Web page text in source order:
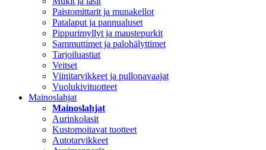
Paistomittarit ja munakellot
Patalaput ja pannualuset
Pippurimyllyt ja maustepurkit
Sammuttimet ja palohälyttimet
Tarjoiluastiat
Veitset
Viinitarvikkeet ja pullonavaajat
Vuolukivituotteet
Mainoslahjat
Mainoslahjat
Aurinkolasit
Kustomoitavat tuotteet
Autotarvikkeet